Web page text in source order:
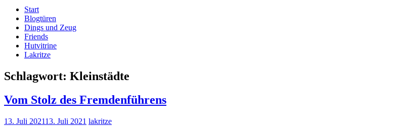
Start
Blogtüren
Dings und Zeug
Friends
Hutvitrine
Lakritze
Schlagwort: Kleinstädte
Vom Stolz des Fremdenführens
13. Juli 202113. Juli 2021 lakritze